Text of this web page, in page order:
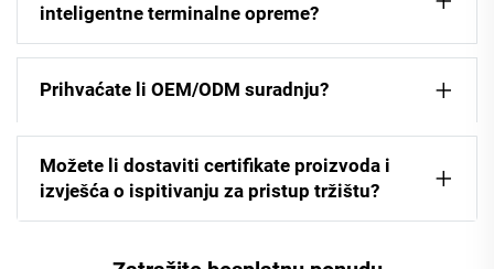
inteligentne terminalne opreme?
Prihvaćate li OEM/ODM suradnju?
Možete li dostaviti certifikate proizvoda i
izvješća o ispitivanju za pristup tržištu?